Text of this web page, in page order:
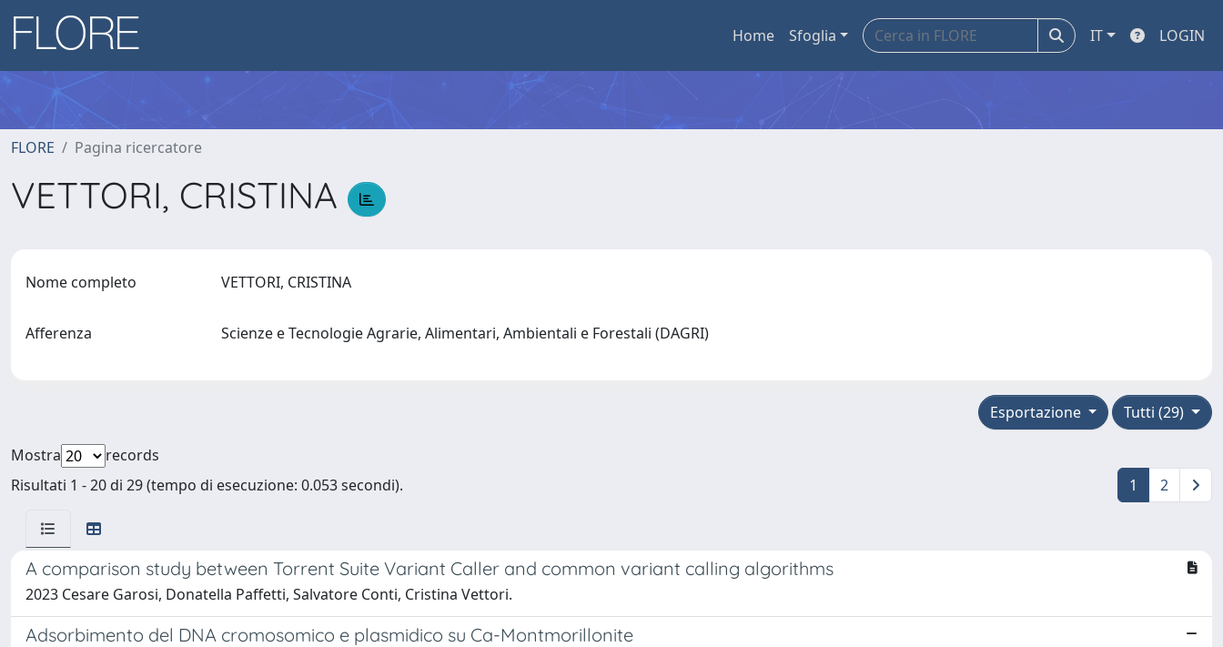
Home Sfoglia IT LOGIN
FLORE Pagina ricercatore
VETTORI, CRISTINA
Nome completo VETTORI, CRISTINA
Afferenza Scienze e Tecnologie Agrarie, Alimentari, Ambientali e Forestali (DAGRI)
Tutti (29)
Esportazione
Mostra
records
Risultati 1 - 20 di 29 (tempo di esecuzione: 0.053 secondi).
1 2
A comparison study between Torrent Suite Variant Caller and common variant calling algorithms
2023 Cesare Garosi, Donatella Paffetti, Salvatore Conti, Cristina Vettori.
Adsorbimento del DNA cromosomico e plasmidico su Ca-Montmorillonite